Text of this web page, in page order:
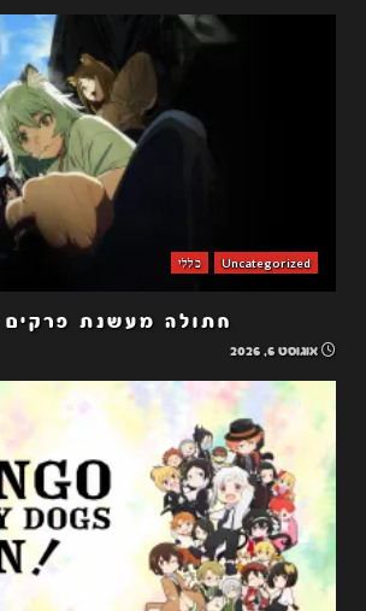
Uncategorized כללי
חתולה מעשנת פרקים 5-4
אוגוסט 6, 2026